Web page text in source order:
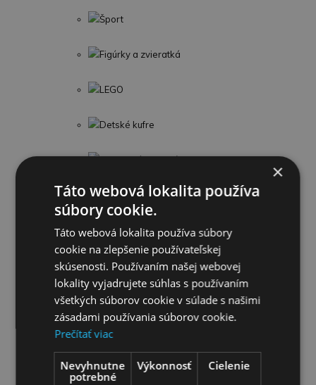
Šport
Figúrky a zvieratká
LEGO
Detské kufre
Umelecké a kreatívne
Profesie a náradie
Detské knihy
Puzzle
Omaľovánky
Interaktívne zvieratká
Kuchynky a domáce spotrebiče
×
Táto webová lokalita používa
súbory cookie.
Táto webová lokalita používa súbory
cookie na zlepšenie používateľskej
skúsenosti. Používaním našej webovej
lokality vyjadrujete súhlas s používaním
všetkých súborov cookie v súlade s našimi
zásadami používania súborov cookie.
Prečítať viac
Nevyhnutne
potrebné
Výkonnosť Cielenie